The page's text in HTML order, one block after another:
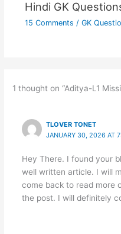
Hindi GK
15 Comments / GK
1 thought on “Aditya-L1
TLOVER TONET
JANUARY 30, 2026 AT
Hey There. I found your
well written article. I will
come back to read more
the post. I will definitely